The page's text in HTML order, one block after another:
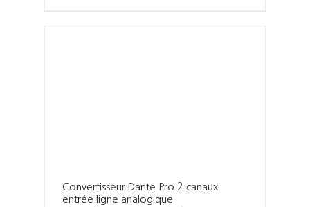
Convertisseur Dante Pro 2 canaux
entrée ligne analogique